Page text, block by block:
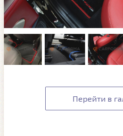
Перейти в